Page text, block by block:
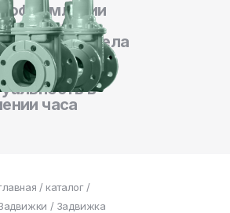
оформлении
на сайте,
отдела
в
часа
/ каталог/
/ Задвижка